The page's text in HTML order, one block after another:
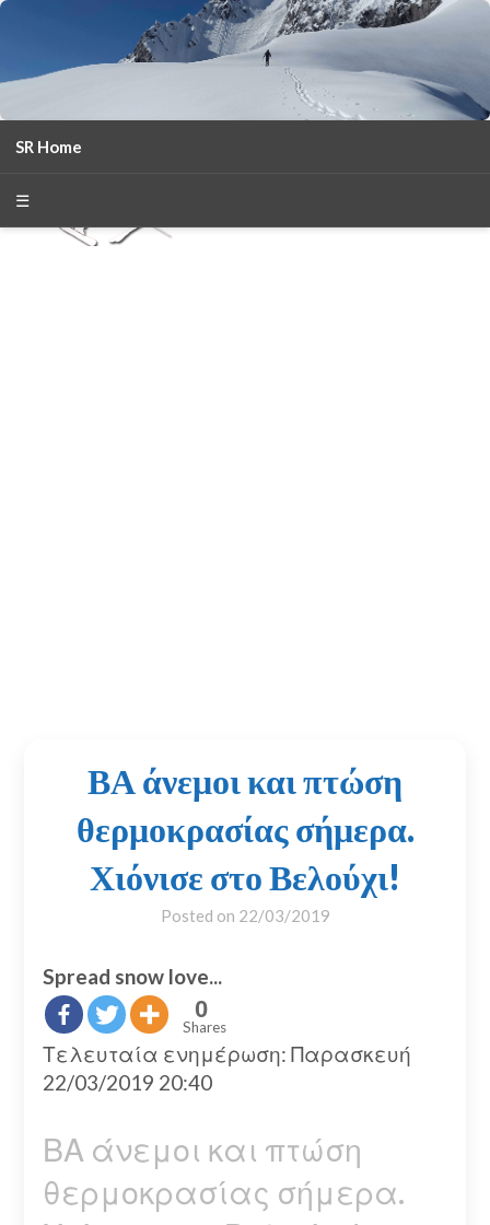
SR Home
☰
ΒΑ άνεμοι και πτώση
θερμοκρασίας σήμερα.
Χιόνισε στο Βελούχι!
Posted on 22/03/2019
Spread snow love...
0
Shares
Τελευταία ενημέρωση: Παρασκευή
22/03/2019 20:40
ΒΑ άνεμοι και πτώση
θερμοκρασίας σήμερα.